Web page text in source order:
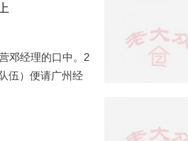
邓经理的口中。2
伍）便请广州经